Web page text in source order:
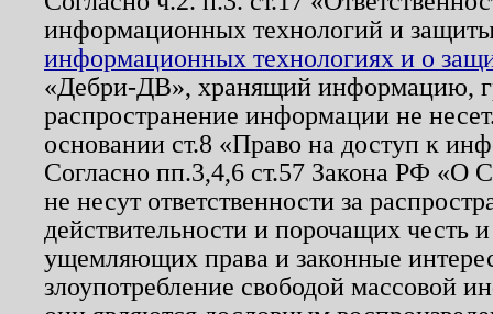
информационных технологий и
информационных технологиях и о
«Дебри-ДВ», хранящий информацию,
распространение информации не
основании ст.8 «Право на доступ к
Согласно пп.3,4,6 ст.57 Закона РФ «О
не несут ответственности за
действительности и порочащих честь
ущемляющих права и законные
злоупотребление свободой массовой